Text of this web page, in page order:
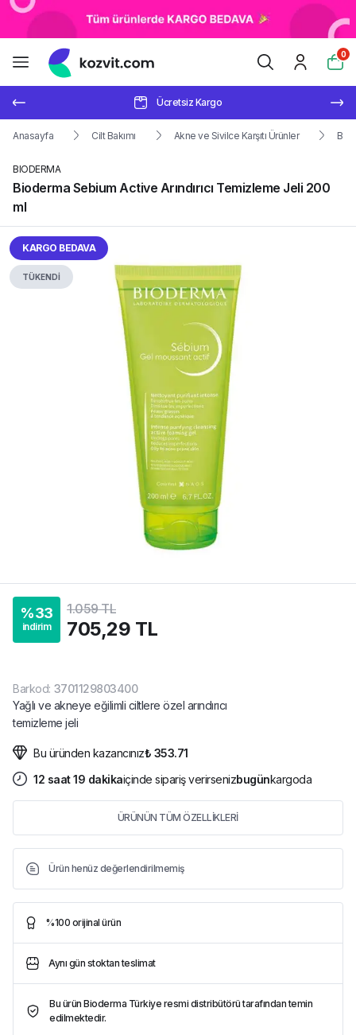
0
Ücretsiz Kargo
Anasayfa Cilt Bakımı Akne ve Sivilce Karşıtı Ürünler
BIODERMA
Bioderma Sebium Active Arındırıcı Temizleme Jeli 200
ml
KARGO BEDAVA
TÜKENDİ
%33
indirim
1.059 TL
705,29 TL
Barkod: 3701129803400
Yağlı ve akneye eğilimli ciltlere özel arındırıcı
temizleme jeli
Bu üründen kazancınız₺ 353.71
12 saat 19 dakikaiçinde sipariş verirsenizbugünkargoda
ÜRÜNÜN TÜM ÖZELLİKLERİ
Ürün henüz değerlendirilmemiş
%100 orijinal ürün
Aynı gün stoktan teslimat
Bu ürün Bioderma Türkiye resmi distribütörü tarafından temin
edilmektedir.